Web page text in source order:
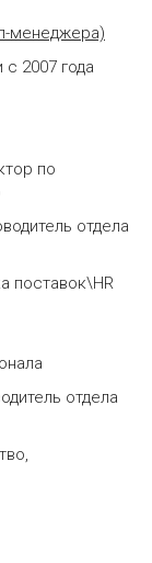
менеджера)
2007 года
по
отдела
поставок\HR
отдела